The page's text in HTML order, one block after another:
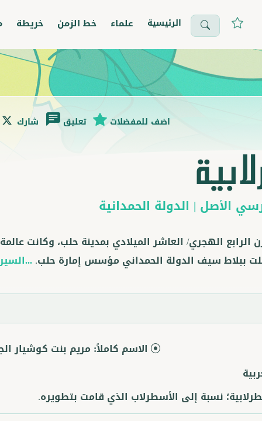
الرئيسية علماء خط الزمن خريطة
شارك تعليق اضف للمفضلات
الأصل | الدولة الحمدانية
الهجري/ العاشر الميلادي بمدينة حلب، وكانت
ببلاط سيف الدولة الحمداني مؤسس إمارة حلب.
الاسم كاملاً: مريم بنت كوشيار
نسبة إلى الأسطرلاب الذي قامت بتطويره.